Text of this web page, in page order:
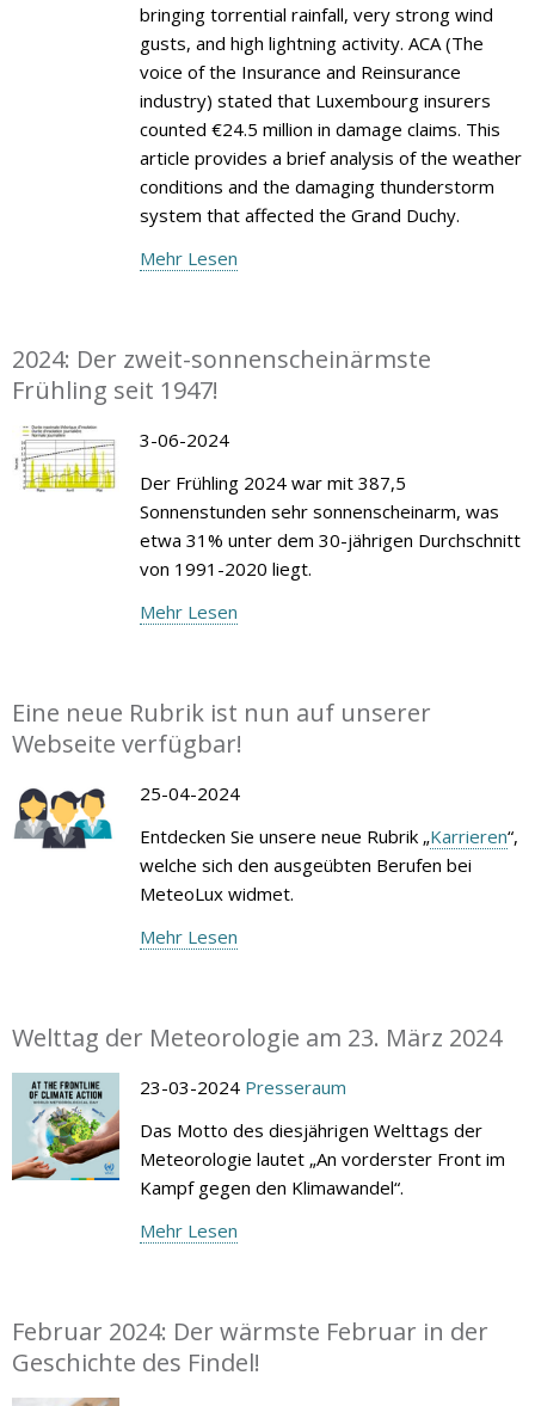
bringing torrential rainfall, very strong wind
gusts, and high lightning activity. ACA (The
voice of the Insurance and Reinsurance
industry) stated that Luxembourg insurers
counted €24.5 million in damage claims. This
article provides a brief analysis of the weather
conditions and the damaging thunderstorm
system that affected the Grand Duchy.
Mehr Lesen
2024: Der zweit-sonnenscheinärmste
Frühling seit 1947!
3-06-2024
Der Frühling 2024 war mit 387,5
Sonnenstunden sehr sonnenscheinarm, was
etwa 31% unter dem 30-jährigen Durchschnitt
von 1991-2020 liegt.
Mehr Lesen
Eine neue Rubrik ist nun auf unserer
Webseite verfügbar!
25-04-2024
Entdecken Sie unsere neue Rubrik „Karrieren“,
welche sich den ausgeübten Berufen bei
MeteoLux widmet.
Mehr Lesen
Welttag der Meteorologie am 23. März 2024
23-03-2024 Presseraum
Das Motto des diesjährigen Welttags der
Meteorologie lautet „An vorderster Front im
Kampf gegen den Klimawandel“.
Mehr Lesen
Februar 2024: Der wärmste Februar in der
Geschichte des Findel!